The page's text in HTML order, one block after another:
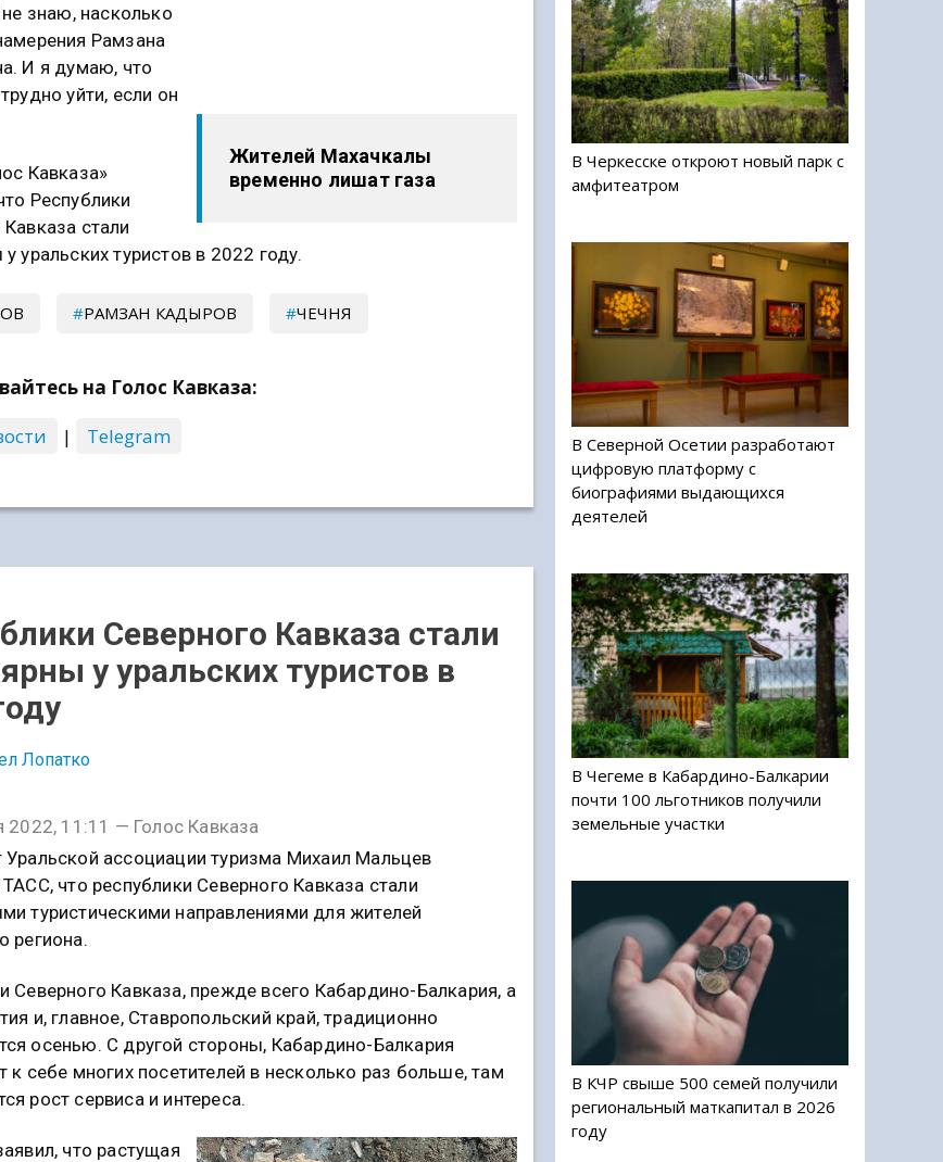
Жителей Махачкалы
временно лишат газа
знаю, насколько
Рамзана
И я думаю, что
уйти, если он
Кавказа»
Республики
стали
уральских туристов в 2022 году.
РАМЗАН КАДЫРОВ ЧЕЧНЯ
на Голос Кавказа:
| Telegram
Северного Кавказа стали
у уральских туристов в
Лопатко
2022, 11:11 — Голос Кавказа
Уральской ассоциации туризма Михаил Мальцев
что республики Северного Кавказа стали
туристическими направлениями для жителей
региона.
Северного Кавказа, прежде всего Кабардино-Балкария, а
и, главное, Ставропольский край, традиционно
осенью. С другой стороны, Кабардино-Балкария
к себе многих посетителей в несколько раз больше, там
рост сервиса и интереса.
что растущая
В Черкесске откроют новый парк с
амфитеатром
В Северной Осетии разработают
цифровую платформу с
биографиями выдающихся
деятелей
В Чегеме в Кабардино-Балкарии
почти 100 льготников получили
земельные участки
В КЧР свыше 500 семей получили
региональный маткапитал в 2026
году